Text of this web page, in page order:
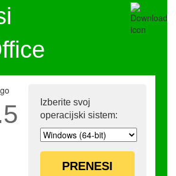
Izberite svoj
operacijski sistem:
PRENESI